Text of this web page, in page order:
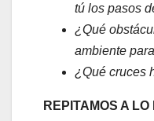
tú los pasos
¿Qué
ambiente
¿Qué cruces
REPITAMOS A